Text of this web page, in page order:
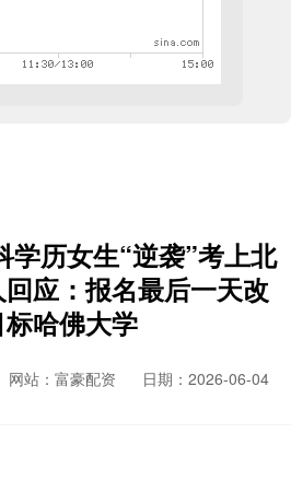
学历女生“逆袭”考上北
应：报名最后一天改
哈佛大学
网站：富豪配资
日期：2026-06-04